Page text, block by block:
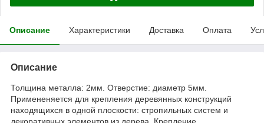
Описание Характеристики Доставка Оплата
Описание
Толщина металла: 2мм. Отверстие: диаметр 5мм.
Примененяется для крепления деревянных конструкций
находящихся в одной плоскости: стропильных систем и
декоративных элементов из дерева. Крепление